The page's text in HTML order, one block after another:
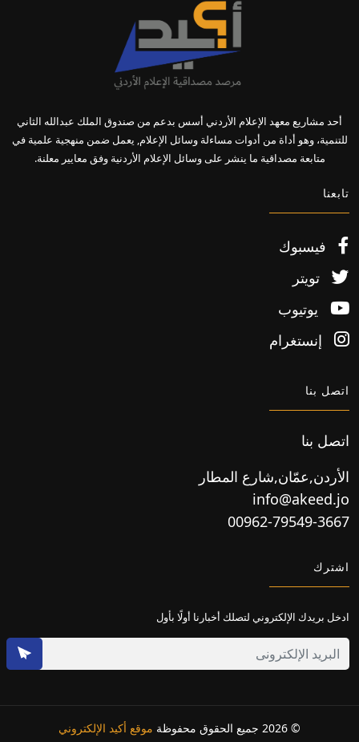
أحد مشاريع معهد الإعلام الأردني أسس بدعم من صندوق الملك عبدالله الثاني
للتنمية، وهو أداة من أدوات مساءلة وسائل الإعلام, يعمل ضمن منهجية علمية في
متابعة مصداقية ما ينشر على وسائل الإعلام الأردنية وفق معايير معلنة.
تابعنا
فيسبوك
تويتر
يوتيوب
إنستغرام
اتصل بنا
اتصل بنا
الأردن,عمّان,شارع المطار
info@akeed.jo
00962-79549-3667
اشترك
ادخل بريدك الإلكتروني لتصلك أخبارنا أولًا بأول
© 2026 جميع الحقوق محفوظة موقع أكيد الإلكتروني